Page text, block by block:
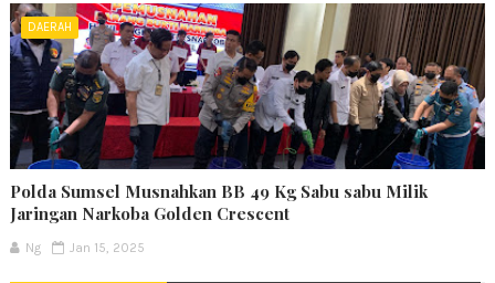
DAERAH
Polda Sumsel Musnahkan BB 49 Kg Sabu sabu Milik
Jaringan Narkoba Golden Crescent
Ng Jan 15, 2025